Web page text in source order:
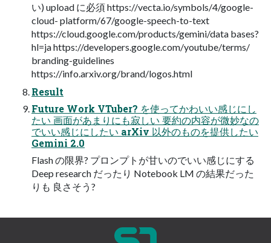
い) upload に必須 https://vecta.io/symbols/4/google-
cloud- platform/67/google-speech-to-text
https://cloud.google.com/products/gemini/data bases?
hl=ja https://developers.google.com/youtube/terms/
branding-guidelines
https://info.arxiv.org/brand/logos.html
Result
Future Work VTuber? を使ってかわいい感じにし
たい 画面があまりにも寂しい 要約の内容が微妙なの
でいい感じにしたい arXiv 以外のものを提供したい
Gemini 2.0
Flash の限界? プロンプトが甘いのでいい感じにする
Deep research だったり Notebook LM の結果だった
りも 良さそう?